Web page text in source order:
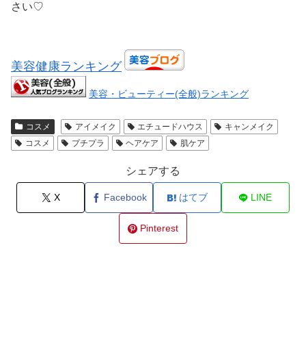
さい♡
美容健康ランキング
美容・ビューティー(全般)ランキング
コスメ アイメイク エチュードハウス
キャンメイク
コスメ
プチプラ ヘアケア 肌ケア
シェアする
X Facebook はてブ LINE
Pinterest